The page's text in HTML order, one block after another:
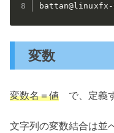
変数
変数名＝値 で、定義
文字列の変数結合は並